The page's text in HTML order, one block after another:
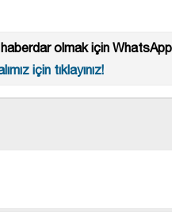
olmak için
için tıklayınız!